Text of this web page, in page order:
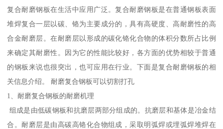
复合耐磨钢板在生活中应用广泛。复合耐磨钢板是在普通钢板表面
堆焊复合一层以碳、铬为主要成分的，具有高硬度、高耐磨性的高
合金耐磨层。在耐磨层以形成的碳化铬化合物的体积分数所占比例
来确定其耐磨性。因为它的性能比较好，各方面的优势相较于普通
的钢板来说也很突出，也可应用在行业。下面是复合耐磨钢板的相
关信息介绍。 耐磨复合钢板可以切割打孔
1、耐磨复合钢板的耐磨机理
组成是由低碳钢板和抗磨层两部分组成的。抗磨层和基体是冶金结
合。耐磨层是由高碳高铬化合物组成，采取明弧焊或埋弧焊堆焊在